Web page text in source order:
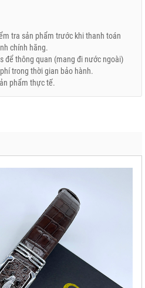
tra sản phẩm trước khi thanh toán
chính hãng.
để thông quan (mang đi nước ngoài)
trong thời gian bảo hành.
phẩm thực tế.